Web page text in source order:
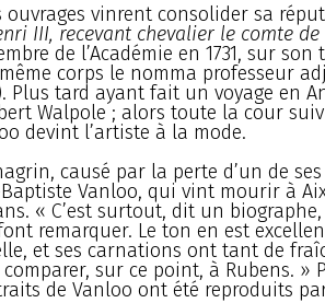
ouvrages vinrent consolider sa
III, recevant chevalier le comte de
de l’Académie en 1731, sur
corps le nomma professeur
Plus tard ayant fait un voyage en
Walpole ; alors toute la cour
devint l’artiste à la mode.
causé par la perte d’un de
Vanloo, qui vint mourir à
« C’est surtout, dit un
remarquer. Le ton en est
et ses carnations ont tant de
sur ce point, à Rubens. »
de Vanloo ont été reproduits